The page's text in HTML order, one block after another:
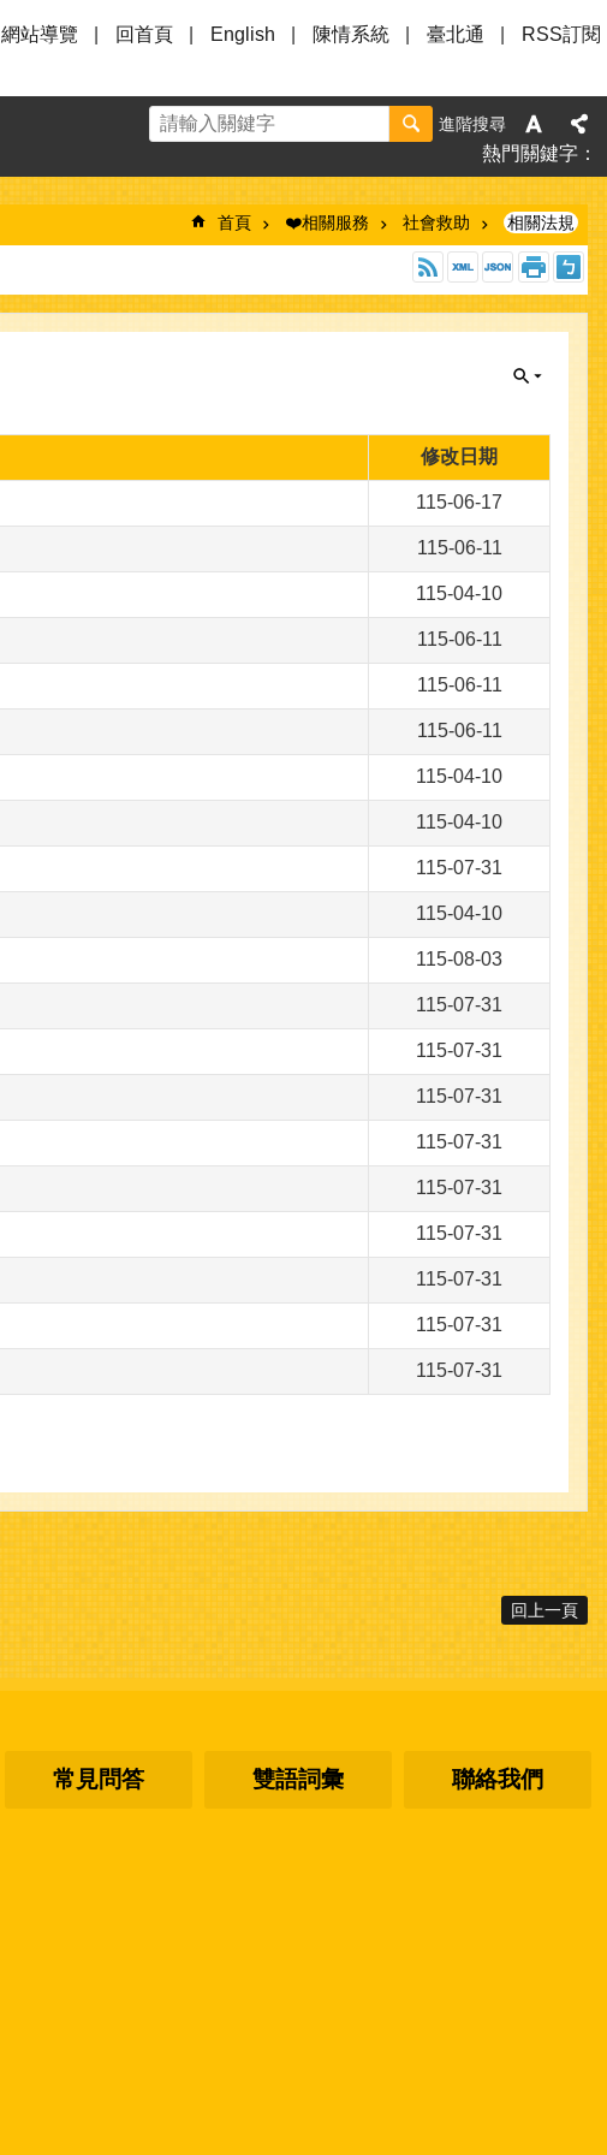
網站導覽
回首頁 English 陳情系統 臺北通 RSS訂閱
進階搜尋
熱門關鍵字
首頁 ❤️相關服務 社會救助 相關法規
修改日期
115-06-17
115-06-11
115-04-10
115-06-11
115-06-11
115-06-11
115-04-10
115-04-10
115-07-31
115-04-10
115-08-03
115-07-31
115-07-31
115-07-31
115-07-31
115-07-31
115-07-31
115-07-31
115-07-31
115-07-31
回上一頁
常見問答 雙語詞彙 聯絡我們